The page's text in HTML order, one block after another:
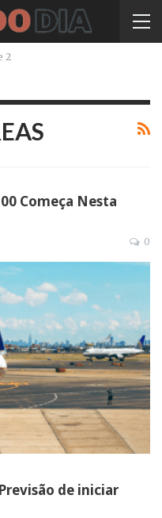
2
Começa Nesta
0
de iniciar